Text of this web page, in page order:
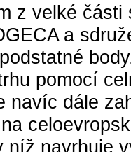
z velké
a
pomocí
navíc dále
níž navrhuje